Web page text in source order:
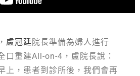
盧冠廷 院長準備為婦人進行
口重建All-on-4，盧院長說：
上，患者到診所後，我們會再